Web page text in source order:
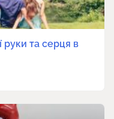
руки та серця в